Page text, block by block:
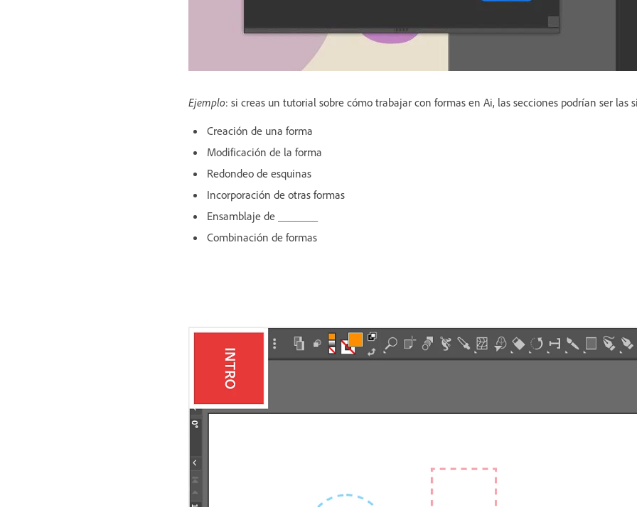
Ejemplo: si creas un tutorial sobre cómo trabajar con formas en Ai, las secciones podrían ser las
Creación de una forma
Modificación de la forma
Redondeo de esquinas
Incorporación de otras formas
Ensamblaje de _______
Combinación de formas